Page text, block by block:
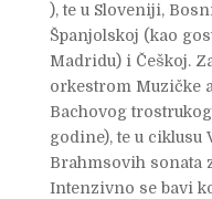
), te u Sloveniji,
Španjolskoj (kao
Madridu) i Češkoj.
orkestrom Muzičke
Bachovog
godine), te u ciklusu
Brahmsovih sonata
Intenzivno se bavi